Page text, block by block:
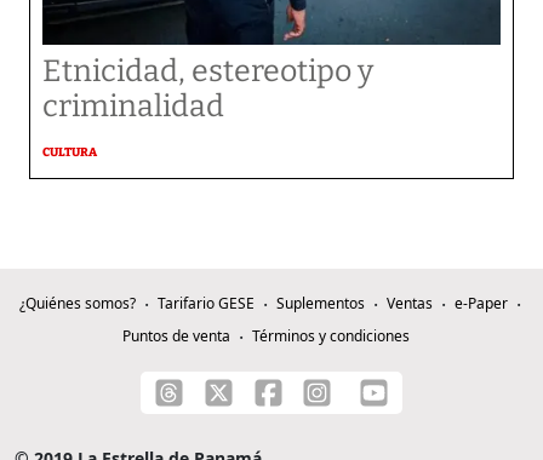
Etnicidad, estereotipo y
criminalidad
CULTURA
¿Quiénes somos? Tarifario GESE Suplementos Ventas
e-Paper
Puntos de venta
Términos y condiciones